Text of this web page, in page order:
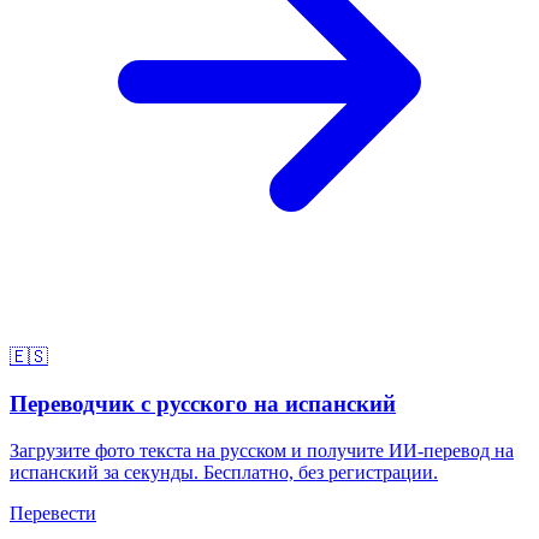
🇪🇸
Переводчик с русского на испанский
Загрузите фото текста на русском и получите ИИ-перевод на
испанский за секунды. Бесплатно, без регистрации.
Перевести